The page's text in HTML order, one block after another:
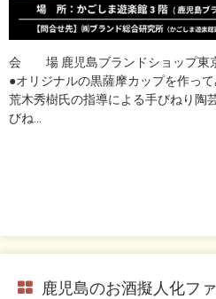
会 場 鹿児島ブランドショップ東
●オリジナルの黒薩摩カップを作っ
荒木秀樹氏の指導による手びねり
びね...
鹿児島のお酒擬人化フ